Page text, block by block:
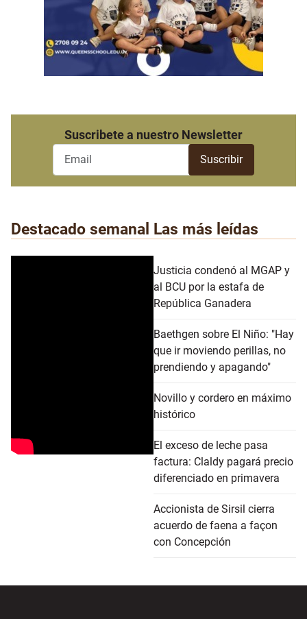
Suscribete a nuestro Newsletter
Destacado semanal Las más leídas
Justicia condenó al MGAP y
al BCU por la estafa de
República Ganadera
Baethgen sobre El Niño: "Hay
que ir moviendo perillas, no
prendiendo y apagando"
Novillo y cordero en máximo
histórico
El exceso de leche pasa
factura: Claldy pagará precio
diferenciado en primavera
Accionista de Sirsil cierra
acuerdo de faena a façon
con Concepción